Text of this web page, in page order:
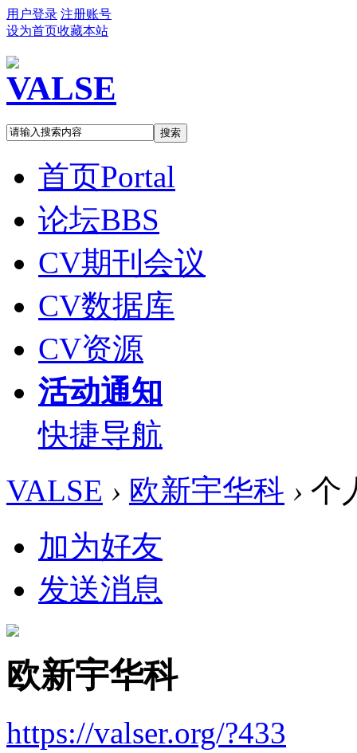
用户登录 注册账号
设为首页收藏本站
搜索
首页Portal
论坛BBS
CV期刊会议
CV数据库
CV资源
活动通知
快捷导航
VALSE › 欧新宇华科 › 个
加为好友
发送消息
欧新宇华科
https://valser.org/?433